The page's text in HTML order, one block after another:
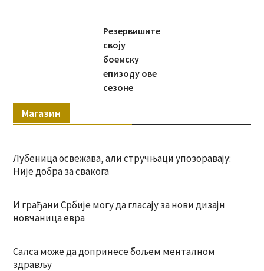
Резервишите
своју
боемску
епизоду ове
сезоне
Магазин
Лубеница освежава, али стручњаци упозоравају:
Није добра за свакога
И грађани Србије могу да гласају за нови дизајн
новчаница евра
Салса може да допринесе бољем менталном
здрављу